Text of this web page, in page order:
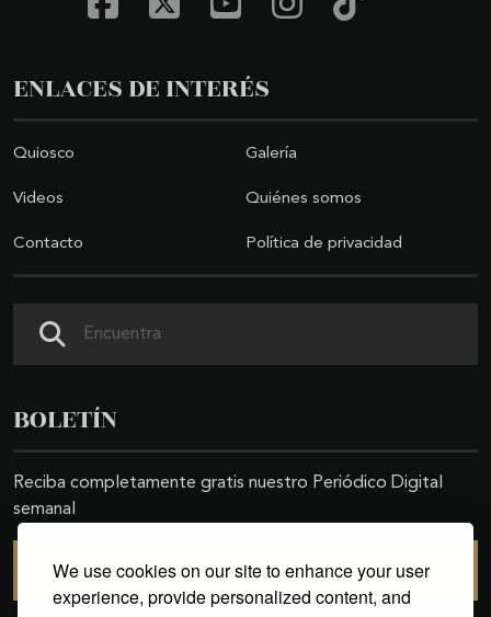
We use cookies on our site to enhance your user
experience, provide personalized content, and
ENLACES DE INTERÉS
Quiosco Galería
Videos Quiénes somos
Contacto Política de privacidad
BOLETÍN
Reciba completamente gratis nuestro Periódico Digital
semanal
SUSCRIBIRSE